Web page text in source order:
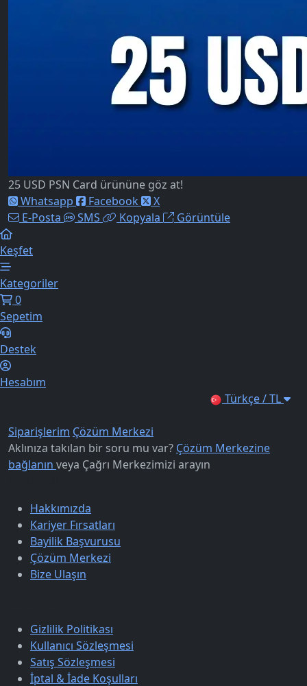
25 USD PSN Card ürününe göz at!
Whatsapp
Facebook
X
E-Posta
SMS Kopyala Görüntüle
Keşfet
Kategoriler
0
Sepetim
Destek
Hesabım
Türkçe / TL
Siparişlerim Çözüm Merkezi
Aklınıza takılan bir soru mu var? Çözüm Merkezine
bağlanın veya Çağrı Merkezimizi arayın
Hakkımızda
Kariyer Fırsatları
Bayilik Başvurusu
Çözüm Merkezi
Bize Ulaşın
Gizlilik Politikası
Kullanıcı Sözleşmesi
Satış Sözleşmesi
İptal & İade Koşulları